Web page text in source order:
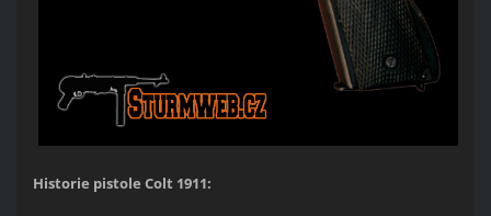
Historie pistole Colt 1911: